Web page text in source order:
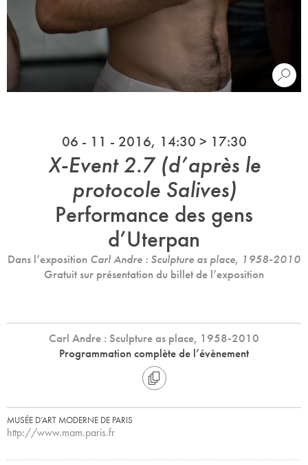
06 - 11 - 2016, 14:30 > 17:30
X-Event 2.7 (d’après le
protocole Salives)
Performance des gens
d’Uterpan
Dans l’exposition Carl Andre : Sculpture as place, 1958-2010
Gratuit sur présentation du billet de l’exposition
Carl Andre : Sculpture as place, 1958-2010
Programmation complète de l’évènement
MUSÉE D’ART MODERNE DE PARIS
http://www.mam.paris.fr